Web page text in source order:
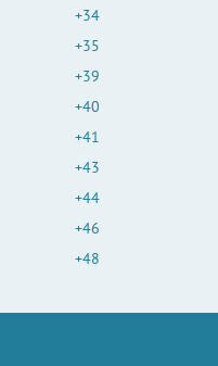
+34
+35
+39
+40
+41
+43
+44
+46
+48